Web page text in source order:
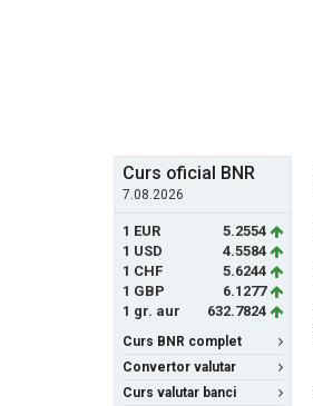
Curs oficial BNR
7.08.2026
1 EUR
5.2554
1 USD
4.5584
1 CHF
5.6244
1 GBP
6.1277
1 gr. aur
632.7824
Curs BNR complet
Convertor valutar
Curs valutar banci